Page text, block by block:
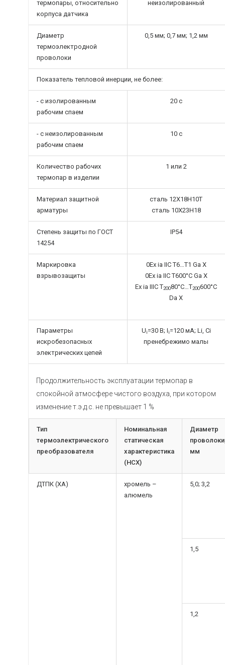
термопары, относительно
корпуса датчика
неизолированный
Диаметр
термоэлектродной
проволоки
0,5 мм; 0,7 мм; 1,2 мм
Показатель тепловой инерции, не более:
- с изолированным
рабочим спаем
20 с
- с неизолированным
рабочим спаем
10 с
Количество рабочих
термопар в изделии
1 или 2
Материал защитной
арматуры
сталь 12Х18Н10Т
сталь 10Х23Н18
Степень защиты по ГОСТ
14254
IP54
Маркировка
взрывозащиты
0Ex ia IIC T6…T1 Ga X
0Ex ia IIC T600°C Ga X
Ex ia IIIC T20080°C…T200600°C
Da X
Параметры
искробезопасных
электрических цепей
Ui=30 В; Ii=120 мA; Li, Сi
пренебрежимо малы
Продолжительность эксплуатации термопар в
спокойной атмосфере чистого воздуха, при котором
изменение т.э.д.с. не превышает 1 %
Тип
термоэлектрического
преобразователя
Номинальная
статическая
характеристика
(НСХ)
Диаметр
мм
ДТПК (ХА)
хромель –
алюмель
5,0; 3,2
1,5
1,2